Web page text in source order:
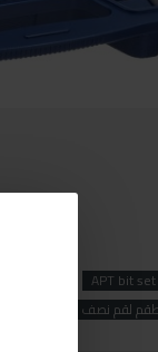
APT bit
لقم نصف بوصه